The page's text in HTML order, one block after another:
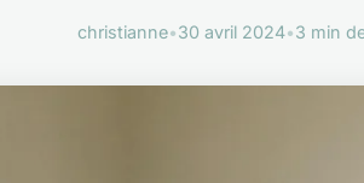
christianne•30 avril 2024•3 min